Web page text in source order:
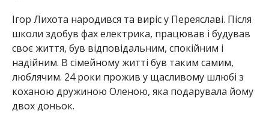
Ігор Лихота народився та виріс у Переяславі. Після
школи здобув фах електрика, працював і будував
своє життя, був відповідальним, спокійним і
надійним. В сімейному житті був таким самим,
люблячим. 24 роки прожив у щасливому шлюбі з
коханою дружиною Оленою, яка подарувала йому
двох доньок.